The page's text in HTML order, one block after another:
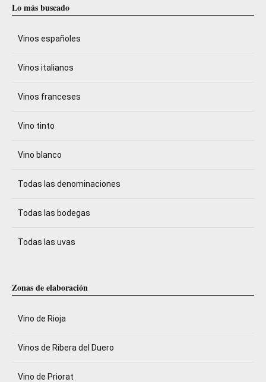
Lo más buscado
Vinos españoles
Vinos italianos
Vinos franceses
Vino tinto
Vino blanco
Todas las denominaciones
Todas las bodegas
Todas las uvas
Zonas de elaboración
Vino de Rioja
Vinos de Ribera del Duero
Vino de Priorat